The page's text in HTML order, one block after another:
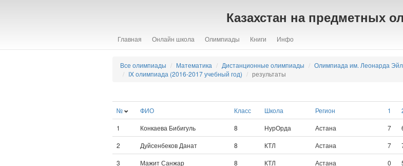
Казахстан на предметных
Главная Онлайн школа Олимпиады Книги Инфо
Все олимпиады Математика Дистанционные олимпиады Олимпиада им. Леонарда
IX олимпиада (2016-2017 учебный год)
результаты
№ ФИО Класс Школа Регион 1
1
Конкаева Бибигуль 8 НурОрда Астана 7
2
Дуйсенбеков Данат 8 КТЛ Астана 7
3
Мажит Санжар 8 КТЛ Астана 0